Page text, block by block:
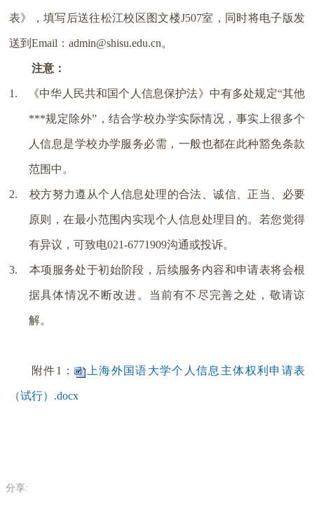
表》，填写后送往松江校区图文楼J507室，同时将电子版发
送到 Email ： admin@shisu.edu.cn。
注意：
1. 《中华人民共和国个人信息保护法》中有多处规定“其他
***规定除外”，结合学校办学实际情况，事实上很多个
人信息是学校办学服务必需，一般也都在此种豁免条款
范围中。
2. 校方努力遵从个人信息处理的合法、诚信、正当、必要
原则，在最小范围内实现个人信息处理目的。若您觉得
有异议，可致电021-6771909沟通或投诉。
3. 本项服务处于初始阶段，后续服务内容和申请表将会根
据具体情况不断改进。当前有不尽完善之处，敬请谅
解。
附件1 ： 上海外国语大学个人信息主体权利申请表
（试行）.docx
分享: